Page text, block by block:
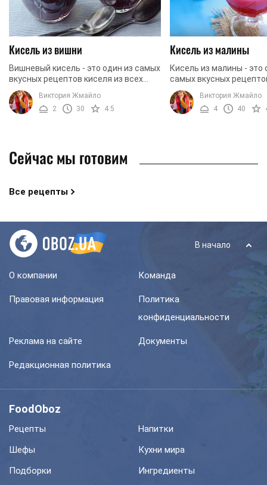
Кисель из вишни
Вишневый кисель - это один из самых
вкусных рецептов киселя из всех
существующих. Безусловно, кисель
можно приготовить из любых ягод,
также кисель ...
Виктория Жмайло
2
30 4.5
Кисель из малины
Кисель из малины - это
самых вкусных
которые вы сможете
Малиновый кисель - это
потрясающий десерт с
Виктория Жмайло
4
40
Сейчас мы готовим
Все рецепты
В начало
О компании Команда
Правовая информация
Политика
конфиденциальности
Реклама на сайте Документы
Редакционная политика
FoodOboz
Рецепты
Напитки
Шефы
Кухни мира
Подборки
Ингредиенты